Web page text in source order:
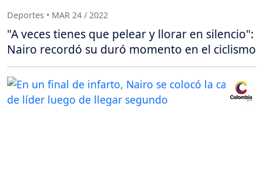
Deportes • MAR 24 / 2022
"A veces tienes que pelear y llorar en silencio":
Nairo recordó su duró momento en el ciclismo